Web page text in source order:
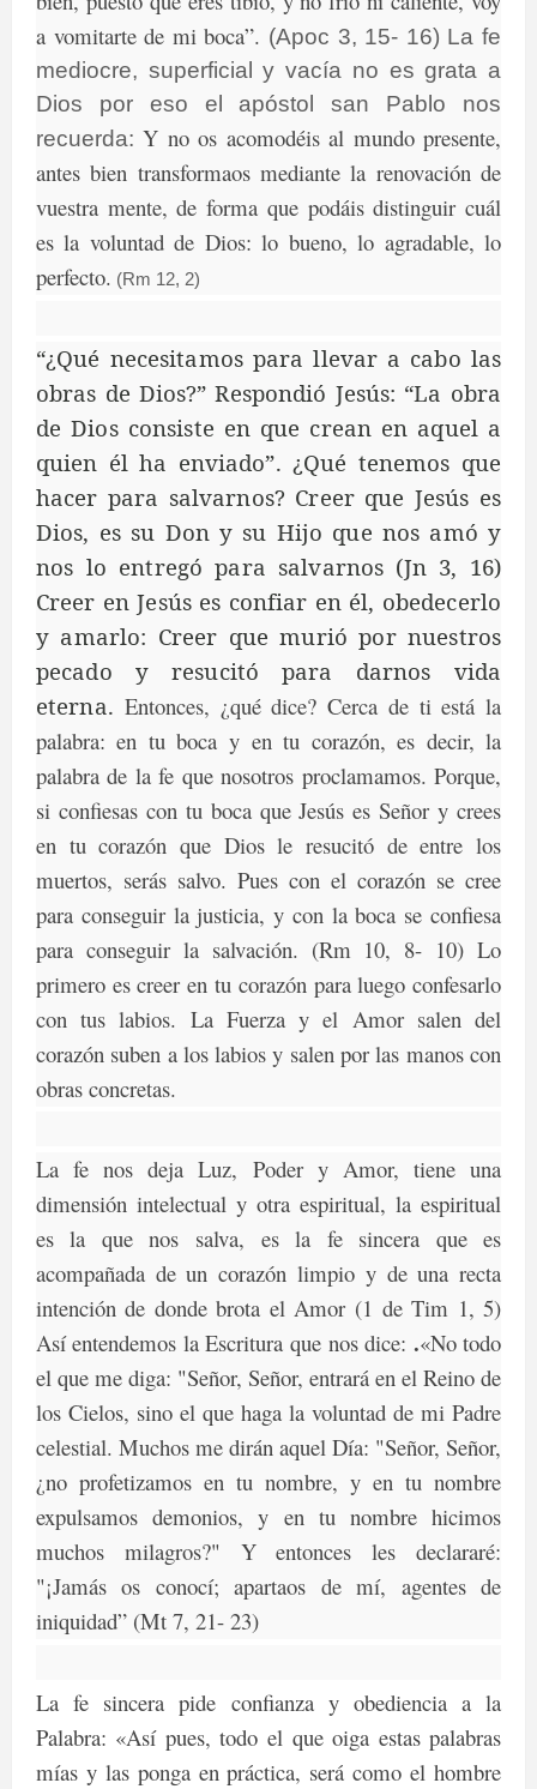
a vomitarte de mi boca”. (Apoc 3, 15- 16) La fe
mediocre, superficial y vacía no es grata a
Dios por eso el apóstol san Pablo nos
recuerda: Y no os acomodéis al mundo presente,
antes bien transformaos mediante la renovación de
vuestra mente, de forma que podáis distinguir cuál
es la voluntad de Dios: lo bueno, lo agradable, lo
perfecto. (Rm 12, 2)
“¿Qué necesitamos para llevar a cabo las
obras de Dios?” Respondió Jesús: “La obra
de Dios consiste en que crean en aquel a
quien él ha enviado”. ¿Qué tenemos que
hacer para salvarnos? Creer que Jesús es
Dios, es su Don y su Hijo que nos amó y
nos lo entregó para salvarnos (Jn 3, 16)
Creer en Jesús es confiar en él, obedecerlo
y amarlo: Creer que murió por nuestros
pecado y resucitó para darnos vida
eterna. Entonces, ¿qué dice? Cerca de ti está la
palabra: en tu boca y en tu corazón, es decir, la
palabra de la fe que nosotros proclamamos. Porque,
si confiesas con tu boca que Jesús es Señor y crees
en tu corazón que Dios le resucitó de entre los
muertos, serás salvo. Pues con el corazón se cree
para conseguir la justicia, y con la boca se confiesa
para conseguir la salvación. (Rm 10, 8- 10) Lo
primero es creer en tu corazón para luego confesarlo
con tus labios. La Fuerza y el Amor salen del
corazón suben a los labios y salen por las manos con
obras concretas.
La fe nos deja Luz, Poder y Amor, tiene una
dimensión intelectual y otra espiritual, la espiritual
es la que nos salva, es la fe sincera que es
acompañada de un corazón limpio y de una recta
intención de donde brota el Amor (1 de Tim 1, 5)
Así entendemos la Escritura que nos dice: .«No todo
el que me diga: "Señor, Señor, entrará en el Reino de
los Cielos, sino el que haga la voluntad de mi Padre
celestial. Muchos me dirán aquel Día: "Señor, Señor,
¿no profetizamos en tu nombre, y en tu nombre
expulsamos demonios, y en tu nombre hicimos
muchos milagros?" Y entonces les declararé:
"¡Jamás os conocí; apartaos de mí, agentes de
iniquidad” (Mt 7, 21- 23)
La fe sincera pide confianza y obediencia a la
Palabra: «Así pues, todo el que oiga estas palabras
mías y las ponga en práctica, será como el hombre